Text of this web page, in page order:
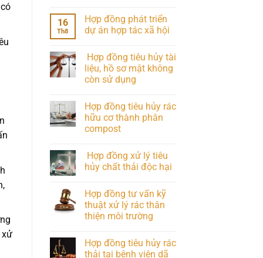
xử
16
Th8
Hợp đồng phát triển
dự án hợp tác xã hội
Hợp đồng tiêu hủy tài
liệu, hồ sơ mật không
còn sử dụng
Hợp đồng tiêu hủy rác
hữu cơ thành phân
compost
Hợp đồng xử lý tiêu
hủy chất thải độc hại
Hợp đồng tư vấn kỹ
thuật xử lý rác thân
thiện môi trường
Hợp đồng tiêu hủy rác
thải tại bệnh viện dã